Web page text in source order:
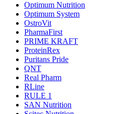
Optimum Nutrition
Optimum System
OstroVit
PharmaFirst
PRIME KRAFT
ProteinRex
Puritans Pride
QNT
Real Pharm
RLine
RULE 1
SAN Nutrition